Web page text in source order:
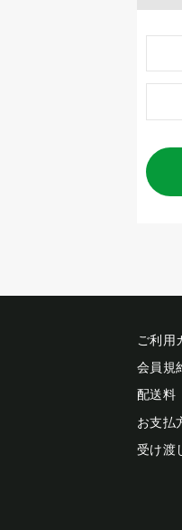
ご利用
会員規
配送料
お支払
受け渡